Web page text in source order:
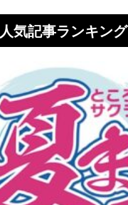
人気記事ランキング